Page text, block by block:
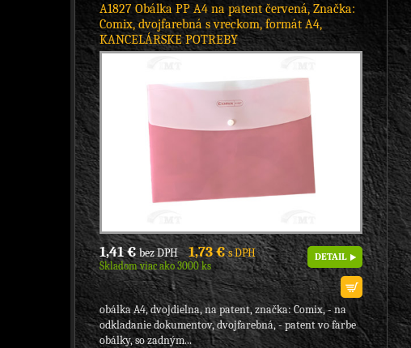
A1827 Obálka PP A4 na patent červená, Značka:
Comix, dvojfarebná s vreckom, formát A4,
KANCELÁRSKE POTREBY
1,41 €bez DPH 1,73 €s DPH
Skladom viac ako 3000 ks
DETAIL
obálka A4, dvojdielna, na patent, značka: Comix, - na
odkladanie dokumentov, dvojfarebná, - patent vo farbe
obálky, so zadným...